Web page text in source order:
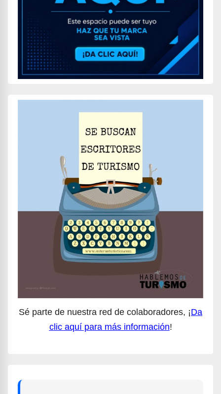
Sé parte de nuestra red de colaboradores, ¡Da
clic aquí para más información!